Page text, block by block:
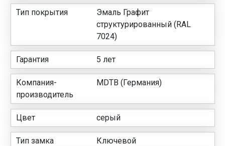
Тип покрытия
Эмаль Графит
структурированный (RAL
7024)
Гарантия 5 лет
Компания-
производитель
MDTB (Германия)
Цвет серый
Тип замка Ключевой